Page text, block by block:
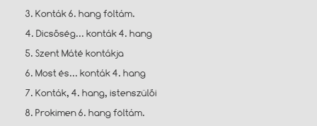
3. Konták 6. hang föltám.
4. Dicsőség... konták 4. hang
5. Szent Máté kontákja
6. Most és... konták 4. hang
7. Konták, 4. hang, istenszülői
8. Prokimen 6. hang föltám.